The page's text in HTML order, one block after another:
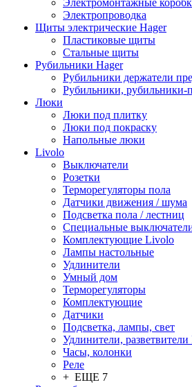
Электромонтажные
Электропроводка
Щиты электрические Hager
Пластиковые щиты
Стальные щиты
Рубильники Hager
Рубильники держатели
Рубильники, рубильники-
Люки
Люки под плитку
Люки под покраску
Напольные люки
Livolo
Выключатели
Розетки
Терморегуляторы пола
Датчики движения / шума
Подсветка пола / лестниц
Специальные
Комплектующие Livolo
Лампы настольные
Удлинители
Умный дом
Терморегуляторы
Комплектующие
Датчики
Подсветка, лампы, свет
Удлинители, разветвители
Часы, колонки
Реле
+ ЕЩЕ 7